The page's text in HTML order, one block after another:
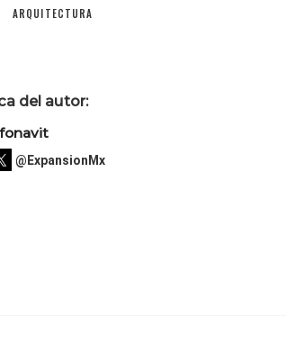
ARQUITECTURA
del autor:
@ExpansionMx